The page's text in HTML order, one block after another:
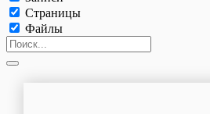
Страницы
Файлы